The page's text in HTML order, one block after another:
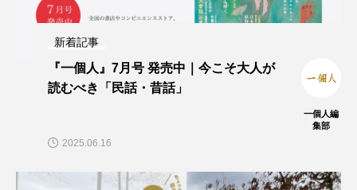
新着記事
『一個人』7月号 発売中｜今こそ大人が
読むべき「民話・昔話」
一個人編
集部
2025.06.16